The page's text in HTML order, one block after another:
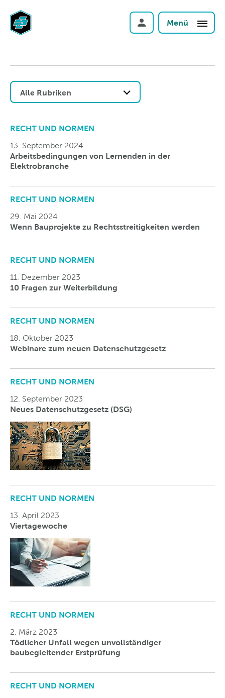
Menü
Alle Rubriken
RECHT UND NORMEN
13. September 2024
Arbeitsbedingungen von Lernenden in der
Elektrobranche
RECHT UND NORMEN
29. Mai 2024
Wenn Bauprojekte zu Rechtsstreitigkeiten werden
RECHT UND NORMEN
11. Dezember 2023
10 Fragen zur Weiterbildung
RECHT UND NORMEN
18. Oktober 2023
Webinare zum neuen Datenschutzgesetz
RECHT UND NORMEN
12. September 2023
Neues Datenschutzgesetz (DSG)
RECHT UND NORMEN
13. April 2023
Viertagewoche
RECHT UND NORMEN
2. März 2023
Tödlicher Unfall wegen unvollständiger
baubegleitender Erstprüfung
RECHT UND NORMEN